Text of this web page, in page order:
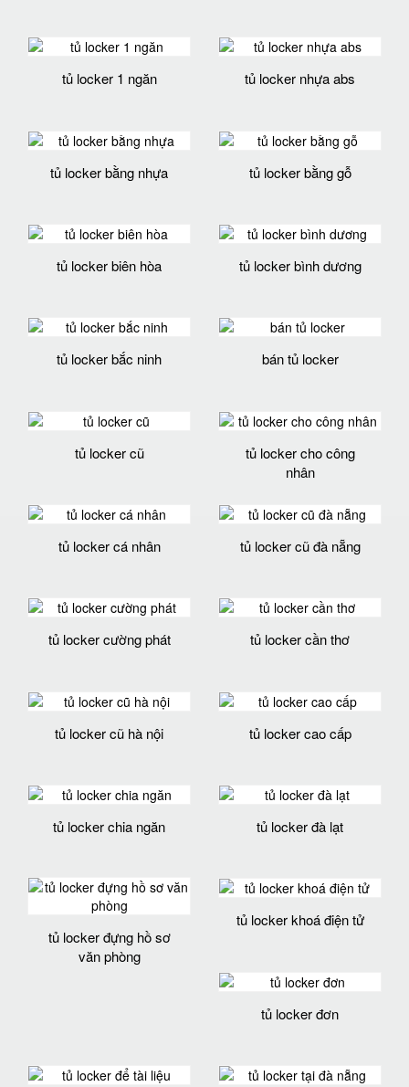
tủ locker 1 ngăn tủ locker nhựa abs
tủ locker bằng nhựa tủ locker bằng gỗ
tủ locker biên hòa tủ locker bình dương
tủ locker bắc ninh bán tủ locker
tủ locker cũ
tủ locker cho công
nhân
tủ locker cá nhân tủ locker cũ đà nẵng
tủ locker cường phát tủ locker cần thơ
tủ locker cũ hà nội tủ locker cao cấp
tủ locker chia ngăn tủ locker đà lạt
tủ locker đựng hồ sơ
văn phòng
tủ locker khoá điện tử
tủ locker đơn